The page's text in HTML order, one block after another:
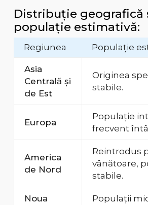
Distribuție geografică
populație estimativă:
Regiunea Populație
Asia
Centrală și
de Est
Originea
stabile.
Europa
Populație
frecvent
America
de Nord
Reintrodus
vânătoare,
stabile.
Noua
Populații